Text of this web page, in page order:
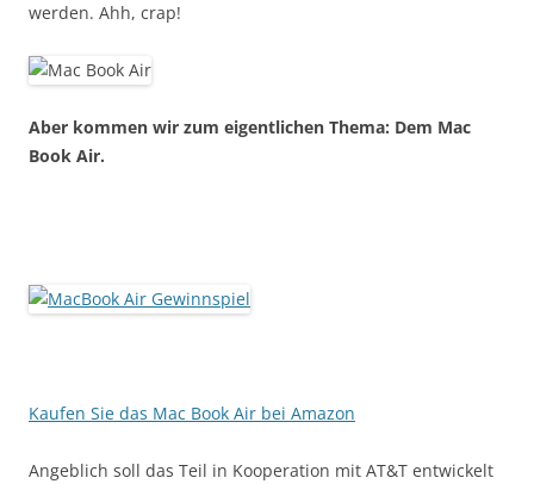
werden. Ahh, crap!
Aber kommen wir zum eigentlichen Thema: Dem Mac
Book Air.
Kaufen Sie das Mac Book Air bei Amazon
Angeblich soll das Teil in Kooperation mit AT&T entwickelt